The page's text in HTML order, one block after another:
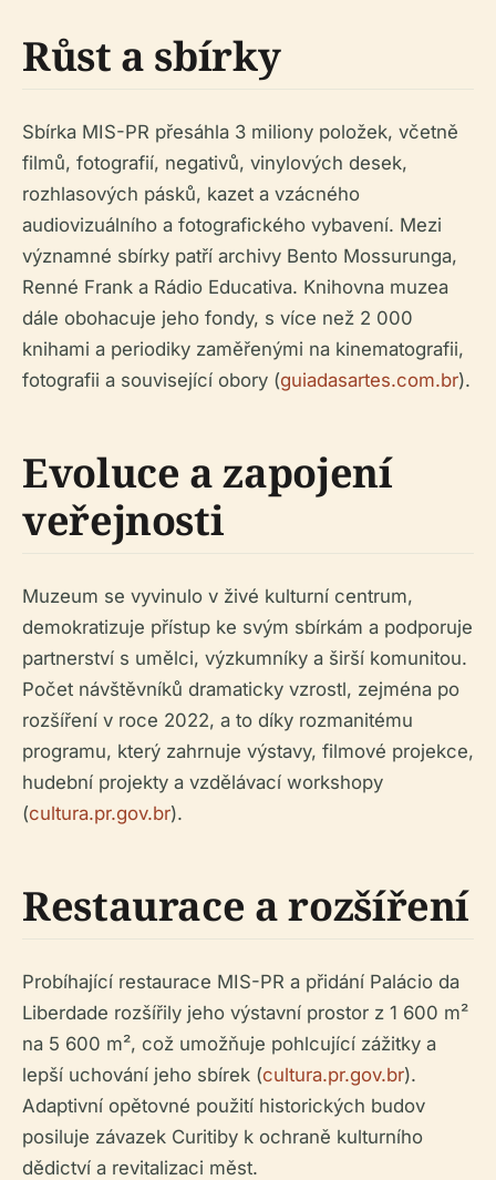
Růst a sbírky
Sbírka MIS-PR přesáhla 3 miliony položek, včetně
filmů, fotografií, negativů, vinylových desek,
rozhlasových pásků, kazet a vzácného
audiovizuálního a fotografického vybavení. Mezi
významné sbírky patří archivy Bento Mossurunga,
Renné Frank a Rádio Educativa. Knihovna muzea
dále obohacuje jeho fondy, s více než 2 000
knihami a periodiky zaměřenými na kinematografii,
fotografii a související obory (guiadasartes.com.br).
Evoluce a zapojení
veřejnosti
Muzeum se vyvinulo v živé kulturní centrum,
demokratizuje přístup ke svým sbírkám a podporuje
partnerství s umělci, výzkumníky a širší komunitou.
Počet návštěvníků dramaticky vzrostl, zejména po
rozšíření v roce 2022, a to díky rozmanitému
programu, který zahrnuje výstavy, filmové projekce,
hudební projekty a vzdělávací workshopy
(cultura.pr.gov.br).
Restaurace a rozšíření
Probíhající restaurace MIS-PR a přidání Palácio da
Liberdade rozšířily jeho výstavní prostor z 1 600 m²
na 5 600 m², což umožňuje pohlcující zážitky a
lepší uchování jeho sbírek (cultura.pr.gov.br).
Adaptivní opětovné použití historických budov
posiluje závazek Curitiby k ochraně kulturního
dědictví a revitalizaci měst.